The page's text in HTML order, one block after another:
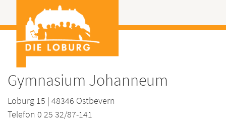
Gymnasium Johanneum
Loburg 15 | 48346 Ostbevern
Telefon 0 25 32/87-141